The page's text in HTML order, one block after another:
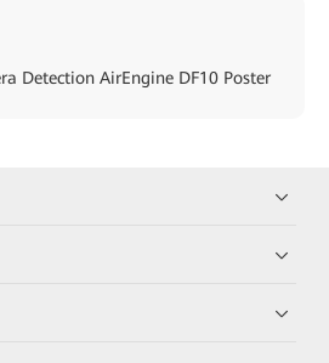
Detection AirEngine DF10 Poster